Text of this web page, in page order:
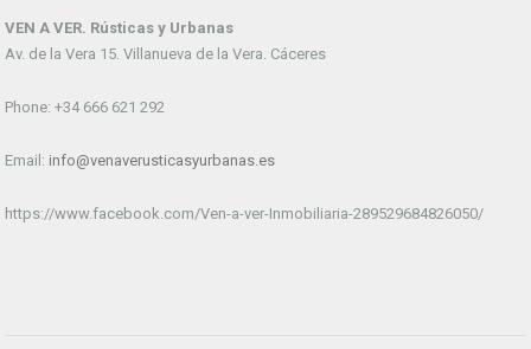
VEN A VER. Rústicas y Urbanas
Av. de la Vera 15. Villanueva de la Vera. Cáceres
Phone: +34 666 621 292
Email: info@venaverusticasyurbanas.es
https://www.facebook.com/Ven-a-ver-Inmobiliaria-289529684826050/